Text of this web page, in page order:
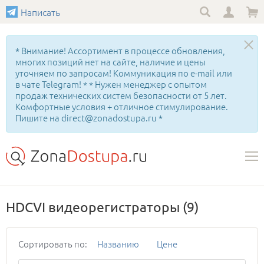
Написать
* Внимание! Ассортимент в процессе обновления,
многих позиций нет на сайте, наличие и цены
уточняем по запросам! Коммуникация по e-mail или
в чате Telegram! * * Нужен менеджер с опытом
продаж технических систем безопасности от 5 лет.
Комфортные условия + отличное стимулирование.
Пишите на direct@zonadostupa.ru *
HDCVI видеорегистраторы (9)
Сортировать по: Названию Цене